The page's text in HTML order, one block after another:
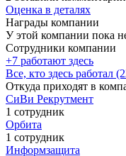
Оценка в деталях
Награды компании
У этой компании пока
Сотрудники компании
+7 работают здесь
Все, кто здесь работал
Откуда приходят в
СиВи Рекрутмент
1 сотрудник
Орбита
1 сотрудник
Информзащита